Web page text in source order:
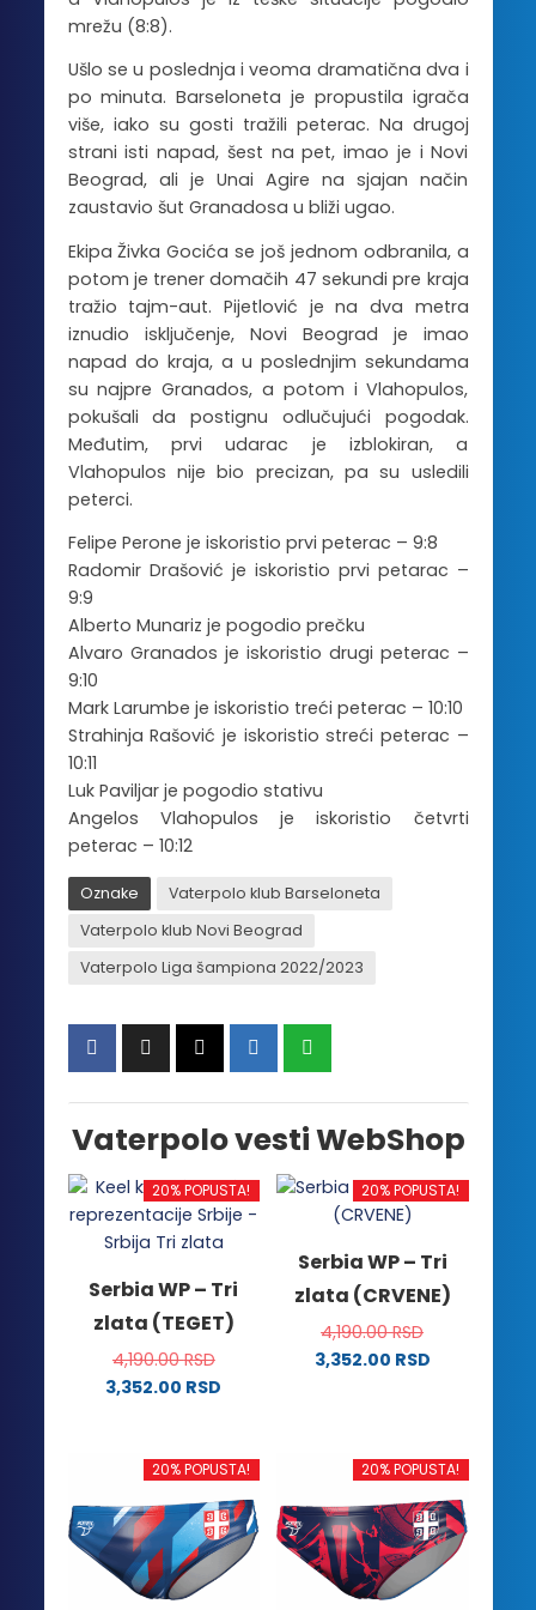
mrežu (8:8).
Ušlo se u poslednja i veoma dramatična dva i
po minuta. Barseloneta je propustila igrača
više, iako su gosti tražili peterac. Na drugoj
strani isti napad, šest na pet, imao je i Novi
Beograd, ali je Unai Agire na sjajan način
zaustavio šut Granadosa u bliži ugao.
Ekipa Živka Gocića se još jednom odbranila, a
potom je trener domačih 47 sekundi pre kraja
tražio tajm-aut. Pijetlović je na dva metra
iznudio isključenje, Novi Beograd je imao
napad do kraja, a u poslednjim sekundama
su najpre Granados, a potom i Vlahopulos,
pokušali da postignu odlučujući pogodak.
Međutim, prvi udarac je izblokiran, a
Vlahopulos nije bio precizan, pa su usledili
peterci.
Felipe Perone je iskoristio prvi peterac – 9:8
Radomir Drašović je iskoristio prvi petarac –
9:9
Alberto Munariz je pogodio prečku
Alvaro Granados je iskoristio drugi peterac –
9:10
Mark Larumbe je iskoristio treći peterac – 10:10
Strahinja Rašović je iskoristio streći peterac –
10:11
Luk Paviljar je pogodio stativu
Angelos Vlahopulos je iskoristio četvrti
peterac – 10:12
Oznake
Vaterpolo klub Barseloneta
Vaterpolo klub Novi Beograd
Vaterpolo Liga šampiona 2022/2023
Vaterpolo vesti WebShop
20% POPUSTA!
Serbia WP – Tri
zlata (TEGET)
4,190.00RSD
3,352.00 RSD
ima
varijanti.
Opcije
mogu
20% POPUSTA!
Serbia WP – Tri
zlata (CRVENE)
4,190.00RSD
3,352.00 RSD
više
varijanti.
Opcije
mogu
biti
20% POPUSTA! 20% POPUSTA!